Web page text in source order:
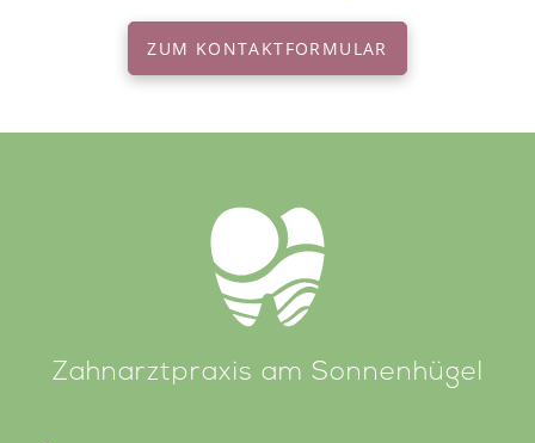
ZUM KONTAKT­FOR­MU­LAR
Zahnarztpraxis am Sonnenhügel